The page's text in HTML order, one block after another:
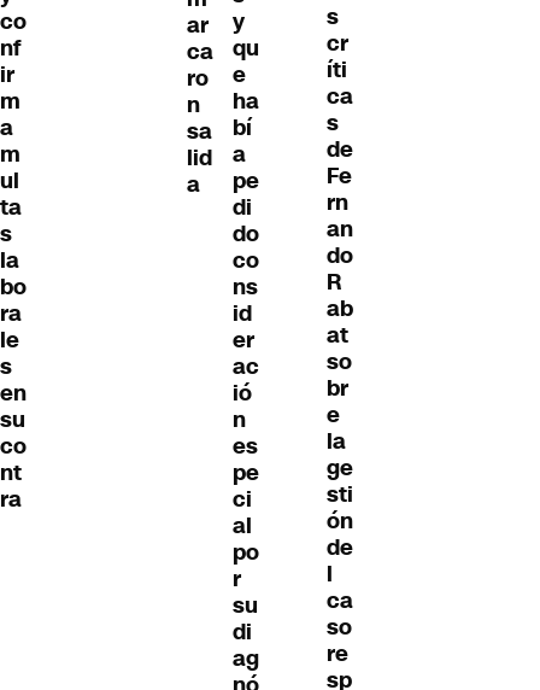
co
nf
ir
m
a
m
ul
ta
s
la
bo
ra
le
s
en
su
co
nt
ra
ar
ca
ro
n
sa
lid
a
y
qu
e
ha
bí
a
pe
di
do
co
ns
id
er
ac
ió
n
es
pe
ci
al
po
r
su
di
ag
s
cr
íti
ca
s
de
Fe
rn
an
do
R
ab
at
so
br
e
la
ge
sti
ón
de
l
ca
so
re
sp